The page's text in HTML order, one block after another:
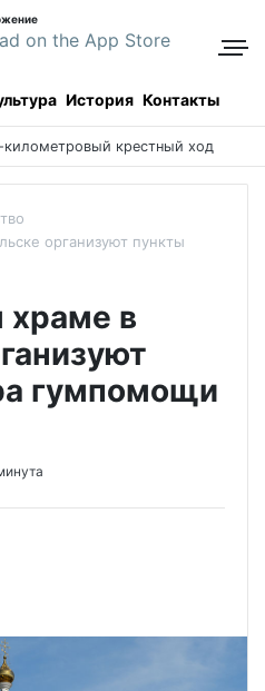
История Контакты
крестный ход
организуют пункты
в
гумпомощи